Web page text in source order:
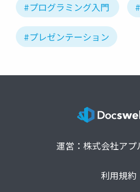
#プログラミング入門
#プレゼンテーション
運営：株式会社アプ
利用規約